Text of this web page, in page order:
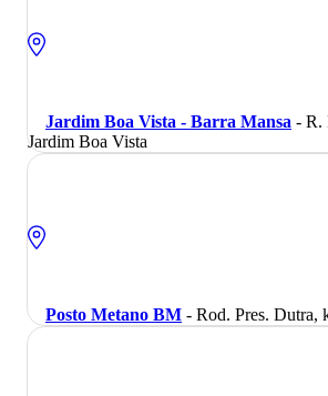
Jardim Boa Vista - Barra Mansa - R.
Jardim Boa Vista
Posto Metano BM - Rod. Pres. Dutra,